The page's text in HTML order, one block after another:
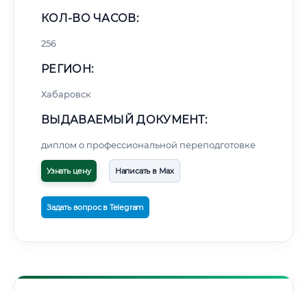
КОЛ-ВО ЧАСОВ:
256
РЕГИОН:
Хабаровск
ВЫДАВАЕМЫЙ ДОКУМЕНТ:
диплом о профессиональной переподготовке
Узнать цену Написать в Max
Задать вопрос в Telegram